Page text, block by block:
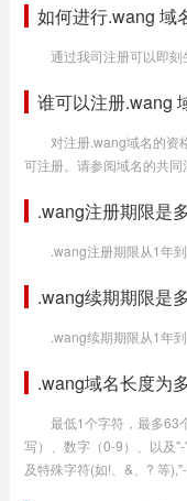
如何进行.wang 域
通过我司注册可以即刻
谁可以注册.wang
对注册.wang域名的资
可注册。请参阅域名的共同
.wang注册期限是
.wang注册期限从1年到
.wang续期期限是
.wang续期期限从1年
.wang域名长度为
最低1个字符，最多63
写）、数字（0-9）、以及
及特殊字符(如!、&、? 等